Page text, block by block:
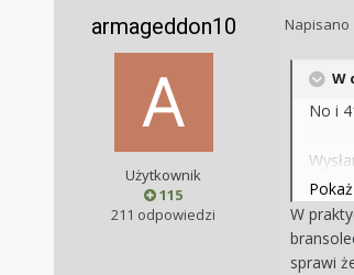
armageddon10
Użytkownik
115
211 odpowiedzi
Napisano
W
No i
W
sprawi